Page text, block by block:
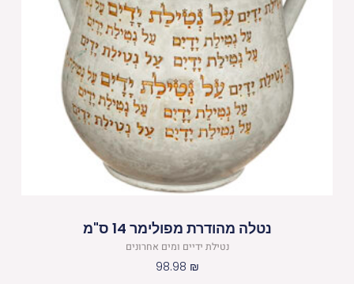
נטלה מהודרת מפולימר 14 ס"מ
נטילת ידיים ומים אחרונים
98.98 ₪